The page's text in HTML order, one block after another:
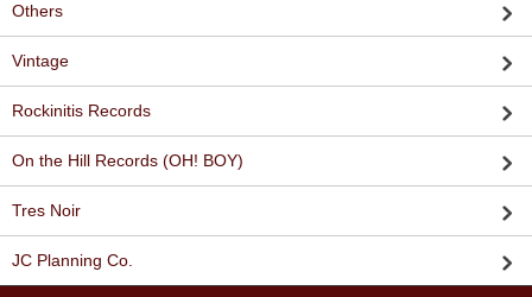
Others
Vintage
Rockinitis Records
On the Hill Records (OH! BOY)
Tres Noir
JC Planning Co.